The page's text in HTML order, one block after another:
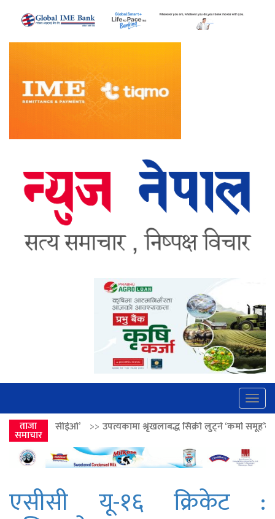
ताजा
समाचार
>>उपत्यकामा श्रृंखलाबद्ध सिक्री लुट्ने ‘कर्मा समूह’का नाइकेसहित पाँच
एसीसी यू-१६ क्रिकेट :